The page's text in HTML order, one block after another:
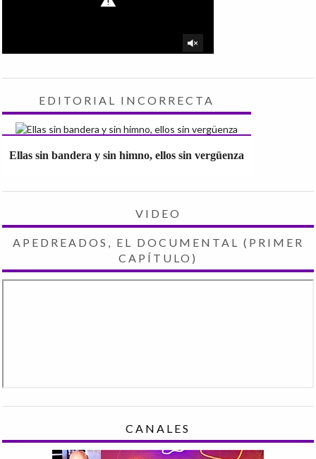
EDITORIAL INCORRECTA
Ellas sin bandera y sin himno, ellos sin vergüenza
VIDEO
APEDREADOS, EL DOCUMENTAL (PRIMER
CAPÍTULO)
CANALES